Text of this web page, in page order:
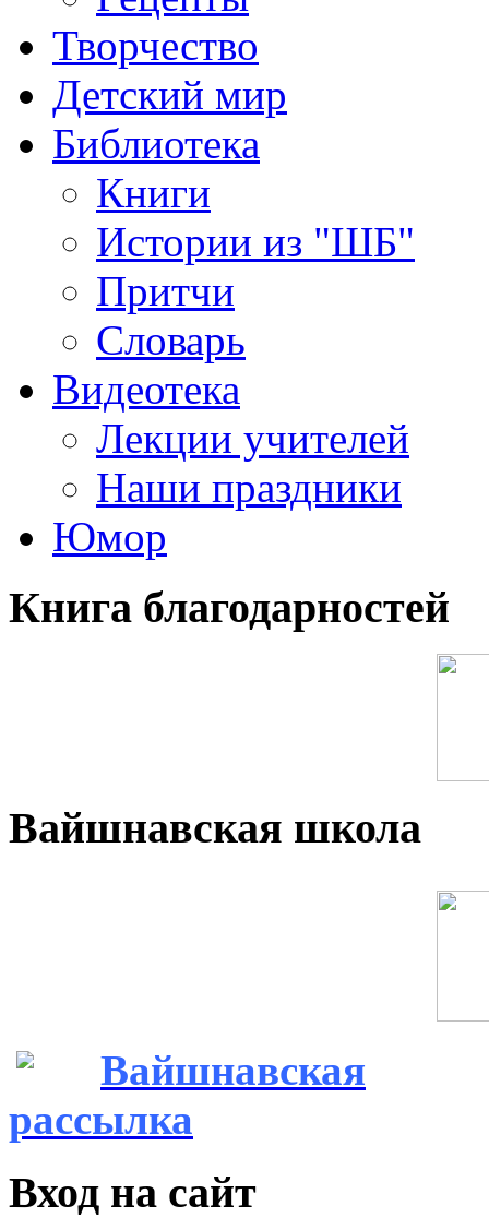
Творчество
Детский мир
Библиотека
Книги
Истории из "ШБ"
Притчи
Словарь
Видеотека
Лекции учителей
Наши праздники
Юмор
Книга благодарностей
Вайшнавская школа
Вайшнавская
рассылка
Вход на сайт